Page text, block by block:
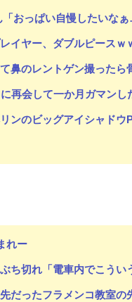
「おっぱい自慢したいな
イヤー、ダブルピースｗ
ン撮ったら骨折だった。そういや幼稚園の
か月ガマンしたがLINEで「たまに二人
ンのビッグアイシャド
れー
ち切れ「電車内でこうい
室の先生と結婚が決まった すると生徒達から「な